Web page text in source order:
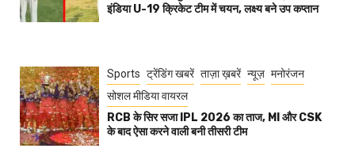
इंडिया U-19 क्रिकेट टीम में चयन, लक्ष्य बने उप कप्तान
Sports ट्रेंडिंग खबरें ताज़ा ख़बरें न्यूज़ मनोरंजन
सोशल मीडिया वायरल
RCB के सिर सजा IPL 2026 का ताज, MI और CSK
के बाद ऐसा करने वाली बनी तीसरी टीम